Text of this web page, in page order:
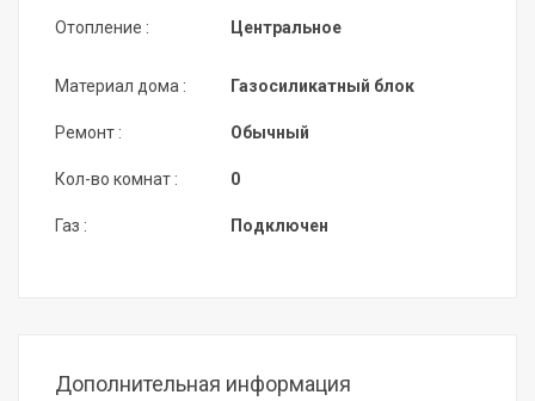
Отопление : Центральное
Материал дома :
Ремонт :
Кол-во комнат :
Газ :
Газосиликатный блок
Обычный
0
Подключен
Дополнительная информация